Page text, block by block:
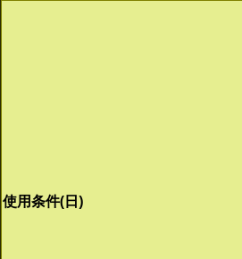
使用条件(日)